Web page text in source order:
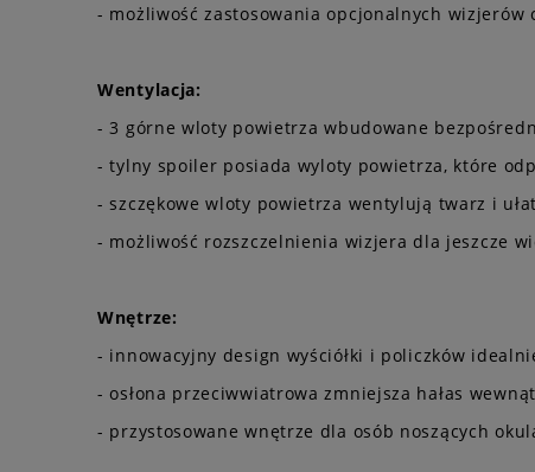
- możliwość zastosowania opcjonalnych wizjerów
Wentylacja:
- 3 górne wloty powietrza wbudowane
- tylny spoiler posiada wyloty powietrza, które
- szczękowe wloty powietrza wentylują twarz i
- możliwość rozszczelnienia wizjera dla jeszcze
Wnętrze:
- innowacyjny design wyściółki i policzków
- osłona przeciwwiatrowa zmniejsza hałas
- przystosowane wnętrze dla osób noszących